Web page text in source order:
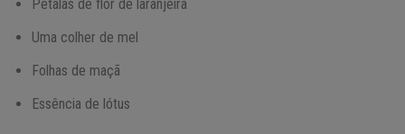
Pétalas de flor de laranjeira
Uma colher de mel
Folhas de maçã
Essência de lótus